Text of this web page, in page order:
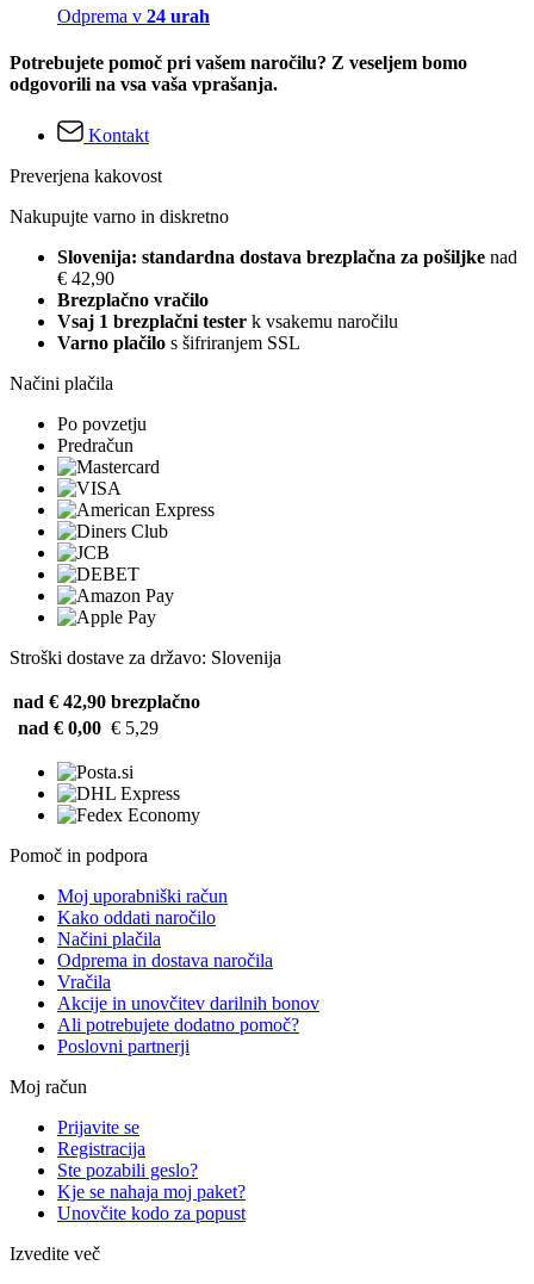
Odprema v 24 urah
Potrebujete pomoč pri vašem naročilu? Z veseljem bomo
odgovorili na vsa vaša vprašanja.
Kontakt
Preverjena kakovost
Nakupujte varno in diskretno
Slovenija: standardna dostava brezplačna za pošiljke nad
€ 42,90
Brezplačno vračilo
Vsaj 1 brezplačni tester k vsakemu naročilu
Varno plačilo s šifriranjem SSL
Načini plačila
Po povzetju
Predračun
Stroški dostave za državo: Slovenija
nad € 42,90 brezplačno
nad € 0,00 € 5,29
Pomoč in podpora
Moj uporabniški račun
Kako oddati naročilo
Načini plačila
Odprema in dostava naročila
Vračila
Akcije in unovčitev darilnih bonov
Ali potrebujete dodatno pomoč?
Poslovni partnerji
Moj račun
Prijavite se
Registracija
Ste pozabili geslo?
Kje se nahaja moj paket?
Unovčite kodo za popust
Izvedite več